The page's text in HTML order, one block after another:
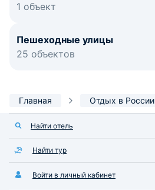
1 объект
Пешеходные улицы
25 объектов
Главная Отдых в России
Найти отель
Найти тур
Войти в личный кабинет